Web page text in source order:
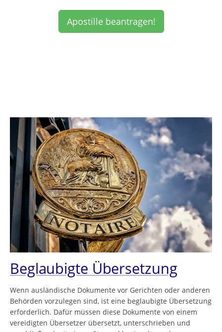
Apostille beantragen!
Beglaubigte Übersetzung
Wenn ausländische Dokumente vor Gerichten oder anderen
Behörden vorzulegen sind, ist eine beglaubigte Übersetzung
erforderlich. Dafür müssen diese Dokumente von einem
vereidigten Übersetzer übersetzt, unterschrieben und